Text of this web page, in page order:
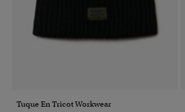
Tuque En Tricot Workwear